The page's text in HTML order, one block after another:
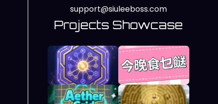
support@siuleeboss.com
Projects Showcase